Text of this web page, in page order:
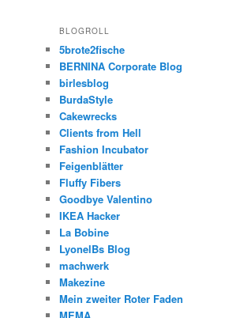
BLOGROLL
5brote2fische
BERNINA Corporate Blog
birlesblog
BurdaStyle
Cakewrecks
Clients from Hell
Fashion Incubator
Feigenblätter
Fluffy Fibers
Goodbye Valentino
IKEA Hacker
La Bobine
LyonelBs Blog
machwerk
Makezine
Mein zweiter Roter Faden